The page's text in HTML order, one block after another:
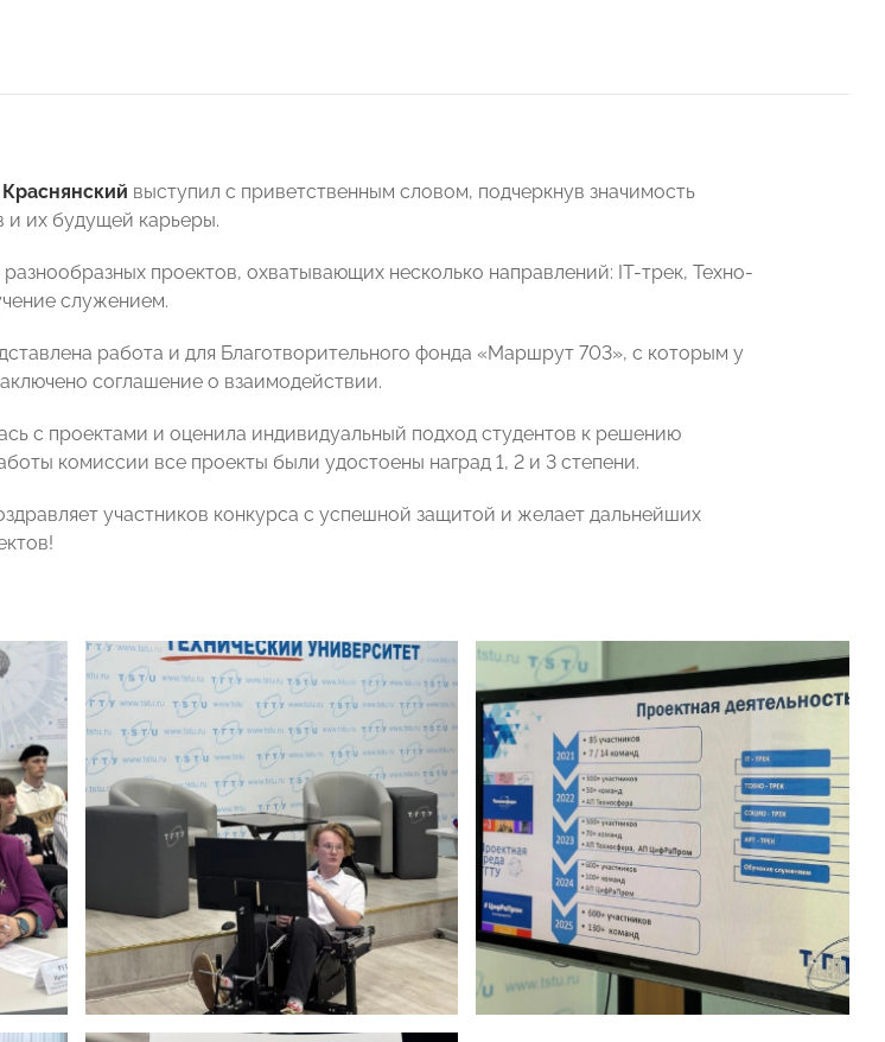
выступил с приветственным словом, подчеркнув значимость
и их будущей карьеры.
проектов, охватывающих несколько направлений: IT-трек, Техно-
служением.
работа и для Благотворительного фонда «Маршрут 703», с которым у
соглашение о взаимодействии.
с проектами и оценила индивидуальный подход студентов к решению
комиссии все проекты были удостоены наград 1, 2 и 3 степени.
участников конкурса с успешной защитой и желает дальнейших